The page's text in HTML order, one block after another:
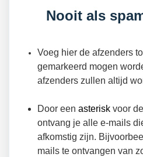
Nooit als
Voeg hier de afzenders
gemarkeerd mogen
afzenders zullen altijd
Door een asterisk voor
ontvang je alle e-mails
afkomstig zijn.
mails te ontvangen van